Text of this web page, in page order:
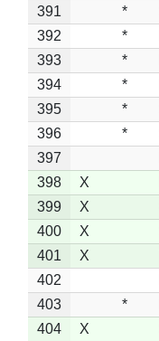
391
*
392
*
393
*
394
*
395
*
396
*
397
398
X
399
X
400
X
401
X
402
403
*
404
X